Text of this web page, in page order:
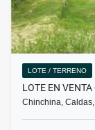
LOTE / TERRENO
LOTE EN
Chinchina,